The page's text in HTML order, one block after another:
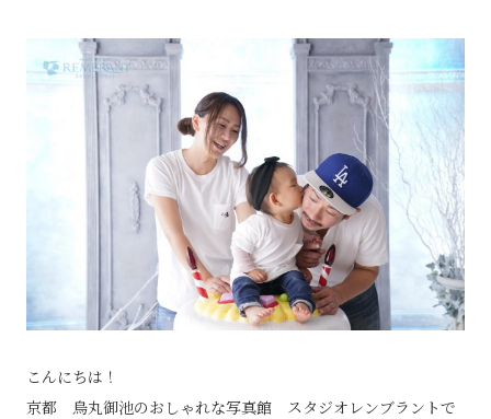
こんにちは！
京都 烏丸御池のおしゃれな写真館 スタジオレンブラントで